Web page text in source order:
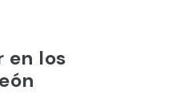
en los